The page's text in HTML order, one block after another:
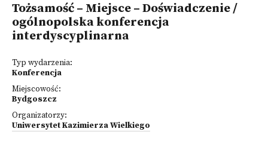
Tożsamość – Miejsce – Doświadczenie /
ogólnopolska konferencja
interdyscyplinarna
Typ wydarzenia:
Konferencja
Miejscowość:
Bydgoszcz
Organizatorzy:
Uniwersytet Kazimierza Wielkiego